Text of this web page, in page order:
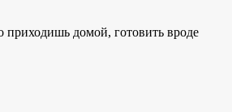
приходишь домой, готовить вроде